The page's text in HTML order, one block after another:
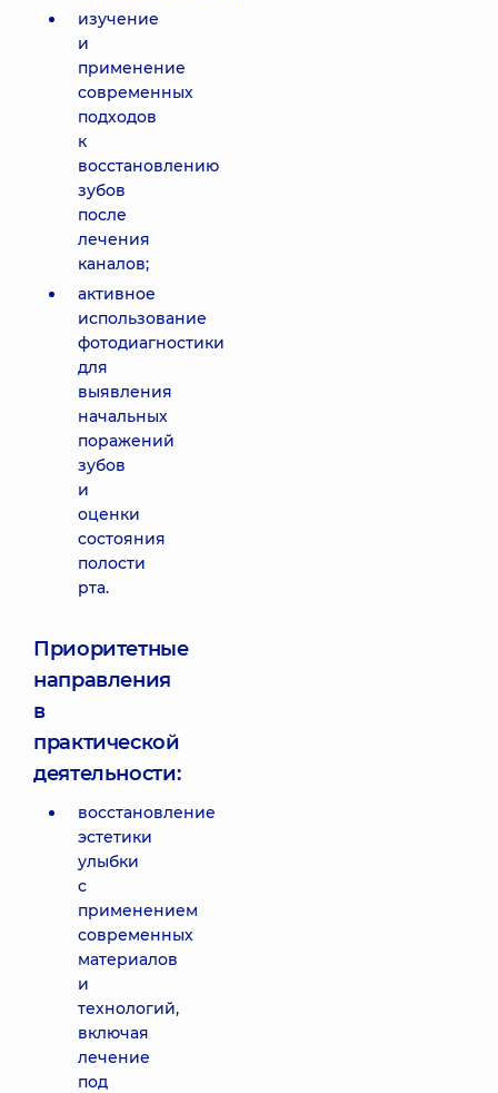
изучение
и
применение
современных
подходов
к
восстановлению
зубов
после
лечения
каналов;
активное
использование
фотодиагностики
для
выявления
начальных
поражений
зубов
и
оценки
состояния
полости
рта.
Приоритетные
направления
в
практической
деятельности:
восстановление
эстетики
улыбки
с
применением
современных
материалов
и
технологий,
включая
лечение
под